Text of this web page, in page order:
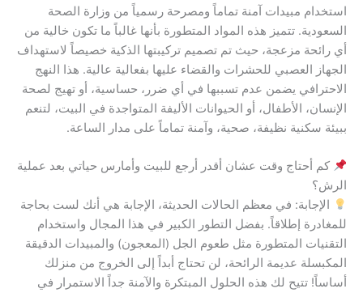
استخدام مبيدات آمنة تماماً ومصرحة رسمياً من وزارة الصحة
السعودية. تتميز هذه المواد المتطورة بأنها غالباً ما تكون خالية من
أي رائحة مزعجة، حيث تم تصميم تركيبتها الذكية خصيصاً لاستهداف
الجهاز العصبي للحشرات والقضاء عليها بفعالية عالية. هذا النهج
الاحترافي يضمن عدم تسببها في أي ضرر، حساسية، أو تهيج لصحة
الإنسان، الأطفال، أو الحيوانات الأليفة المتواجدة في البيت، لتنعم
ببيئة سكنية نظيفة، صحية، وآمنة تماماً على مدار الساعة.
كم أحتاج وقت عشان أقدر أرجع للبيت وأمارس حياتي بعد عملية
الرش؟
الإجابة: في معظم الحالات الحديثة، الإجابة هي أنك لست بحاجة
للمغادرة إطلاقاً. بفضل التطور الكبير في هذا المجال واستخدام
التقنيات المتطورة مثل طعوم الجل (المعجون) والمبيدات الدقيقة
المكبسلة عديمة الرائحة، لن تحتاج أبداً إلى الخروج من منزلك
أساساً! تتيح لك هذه الحلول المبتكرة والآمنة جداً الاستمرار في